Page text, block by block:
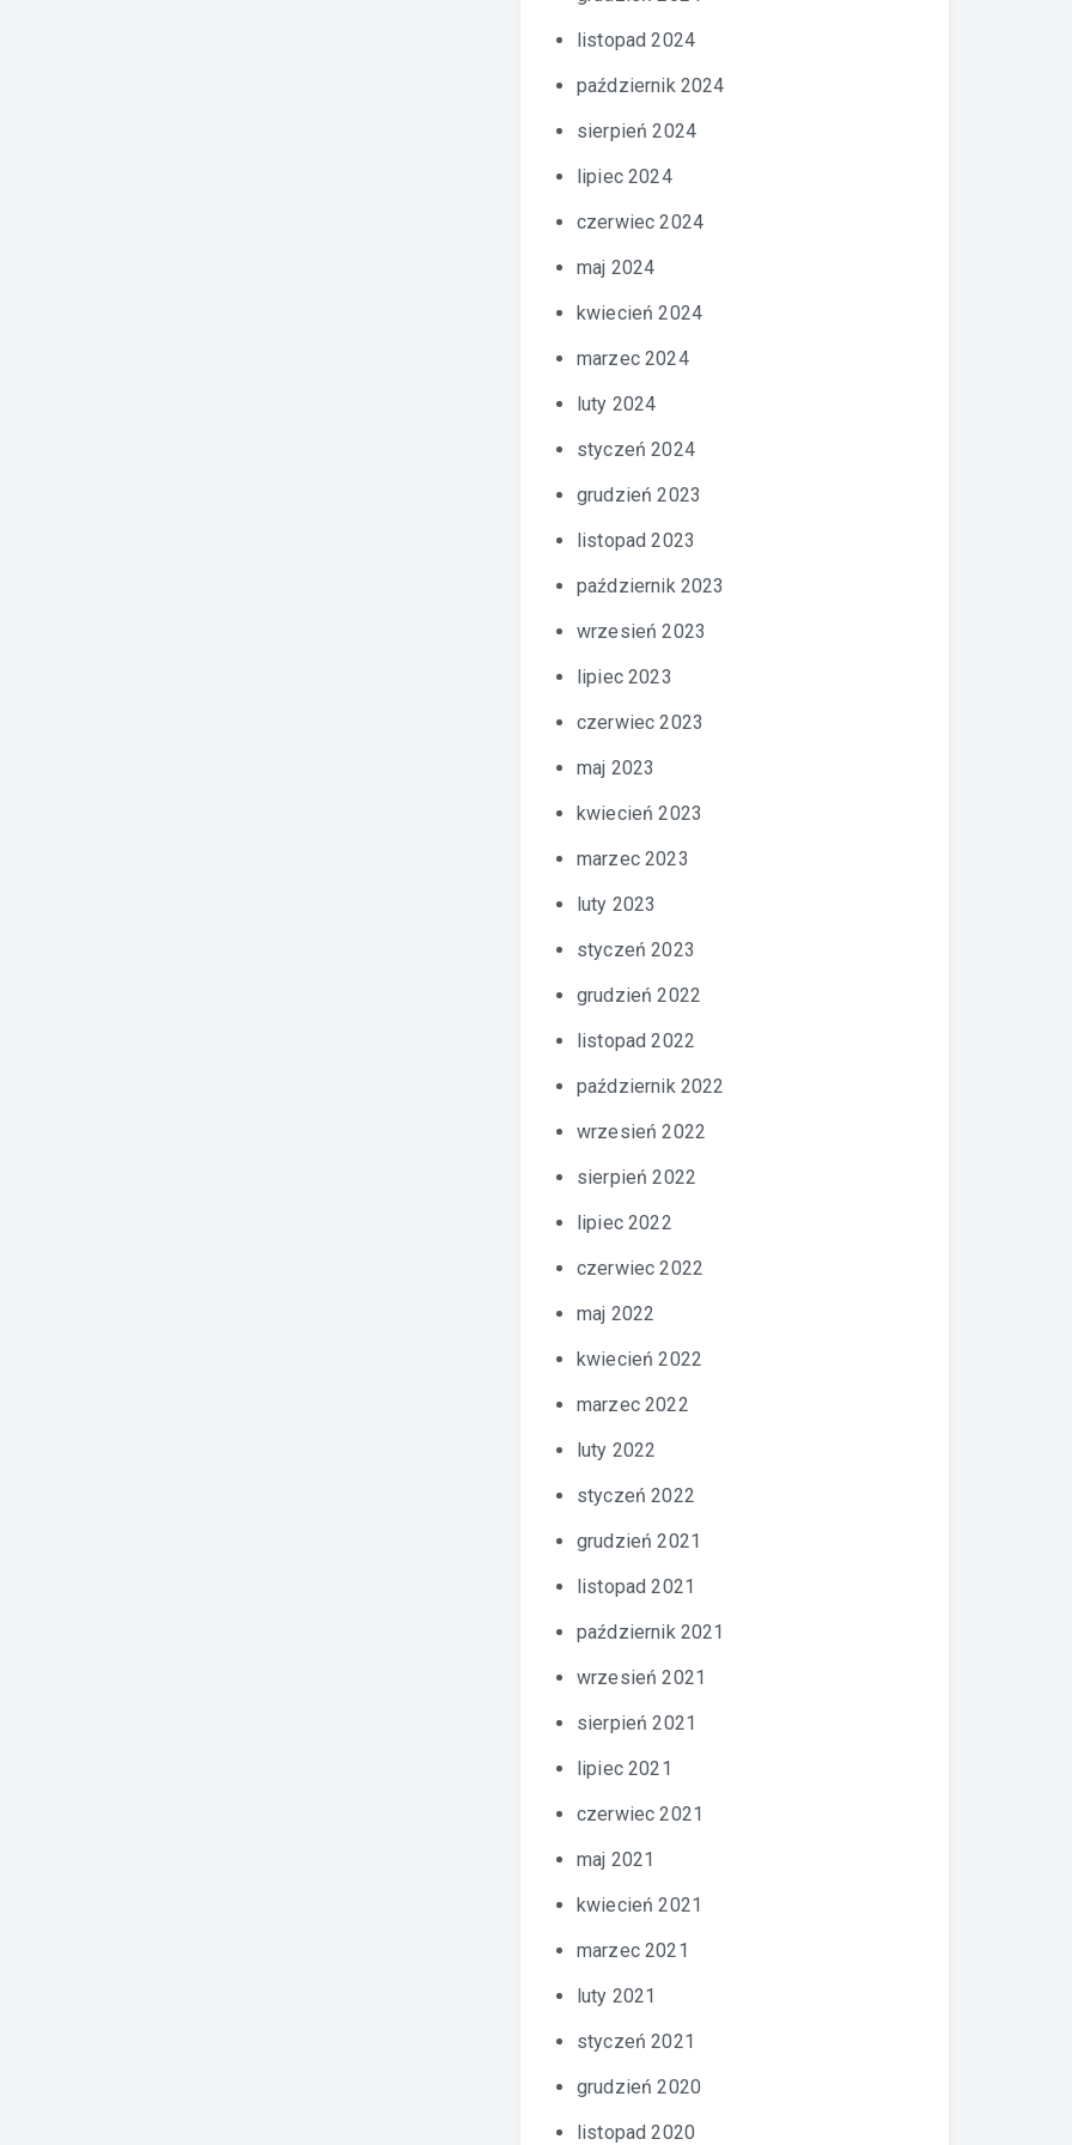
listopad 2024
październik 2024
sierpień 2024
lipiec 2024
czerwiec 2024
maj 2024
kwiecień 2024
marzec 2024
luty 2024
styczeń 2024
grudzień 2023
listopad 2023
październik 2023
wrzesień 2023
lipiec 2023
czerwiec 2023
maj 2023
kwiecień 2023
marzec 2023
luty 2023
styczeń 2023
grudzień 2022
listopad 2022
październik 2022
wrzesień 2022
sierpień 2022
lipiec 2022
czerwiec 2022
maj 2022
kwiecień 2022
marzec 2022
luty 2022
styczeń 2022
grudzień 2021
listopad 2021
październik 2021
wrzesień 2021
sierpień 2021
lipiec 2021
czerwiec 2021
maj 2021
kwiecień 2021
marzec 2021
luty 2021
styczeń 2021
grudzień 2020
listopad 2020